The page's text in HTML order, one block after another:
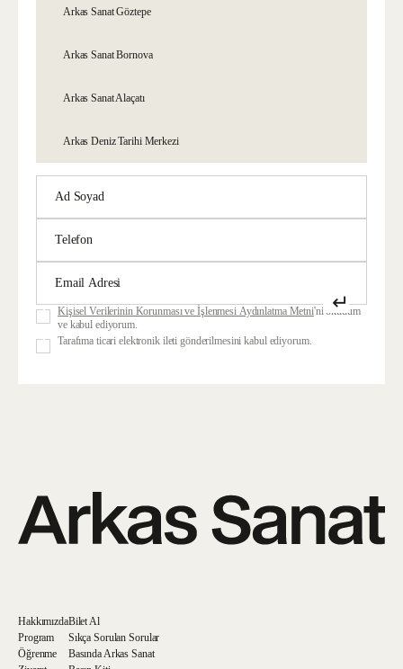
Arkas Sanat Göztepe
Arkas Sanat Bornova
Arkas Sanat Alaçatı
Arkas Deniz Tarihi Merkezi
Kişisel Verilerinin Korunması ve İşlenmesi Aydınlatma Metni'ni okudum
ve kabul ediyorum.
Tarafıma ticari elektronik ileti gönderilmesini kabul ediyorum.
↵
Hakkımızda
Program
Öğrenme
Bilet Al
Sıkça Sorulan Sorular
Basında Arkas Sanat